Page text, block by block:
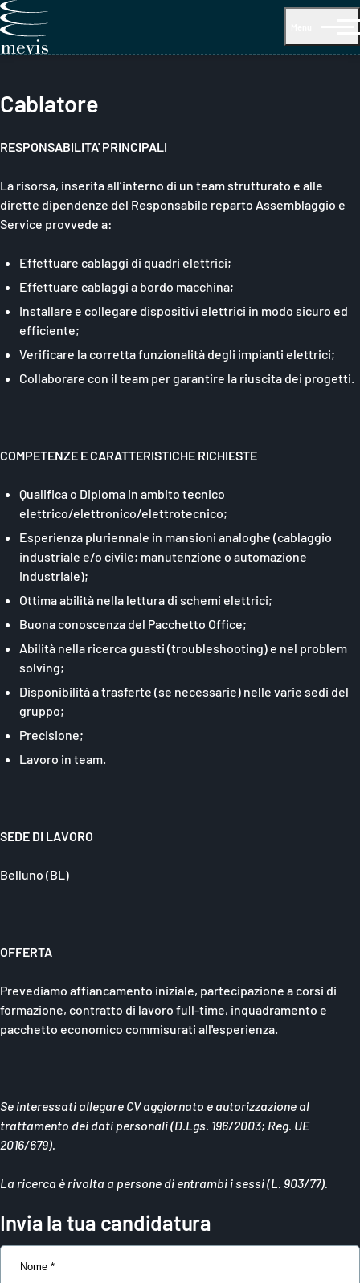
Cablatore
RESPONSABILITA' PRINCIPALI
La risorsa, inserita all’interno di un team strutturato e alle
dirette dipendenze del Responsabile reparto Assemblaggio e
Service provvede a:
Effettuare cablaggi di quadri elettrici;
Effettuare cablaggi a bordo macchina;
Installare e collegare dispositivi elettrici in modo sicuro ed
efficiente;
Verificare la corretta funzionalità degli impianti elettrici;
Collaborare con il team per garantire la riuscita dei progetti.
COMPETENZE E CARATTERISTICHE RICHIESTE
Qualifica o Diploma in ambito tecnico
elettrico/elettronico/elettrotecnico;
Esperienza pluriennale in mansioni analoghe (cablaggio
industriale e/o civile; manutenzione o automazione
industriale);
Ottima abilità nella lettura di schemi elettrici;
Buona conoscenza del Pacchetto Office;
Abilità nella ricerca guasti (troubleshooting) e nel problem
solving;
Disponibilità a trasferte (se necessarie) nelle varie sedi del
gruppo;
Precisione;
Lavoro in team.
SEDE DI LAVORO
Belluno (BL)
OFFERTA
Prevediamo affiancamento iniziale, partecipazione a corsi di
formazione, contratto di lavoro full-time, inquadramento e
pacchetto economico commisurati all'esperienza.
Se interessati allegare CV aggiornato e autorizzazione al
trattamento dei dati personali (D.Lgs. 196/2003; Reg. UE
2016/679).
La ricerca è rivolta a persone di entrambi i sessi (L. 903/77).
Invia la tua candidatura
Nome